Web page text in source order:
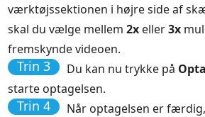
værktøjssektionen i højre side af
skal du vælge mellem2x eller3x
fremskynde videoen.
Trin 3 Du kan nu trykke på
starte optagelsen.
Trin 4
Når optagelsen er